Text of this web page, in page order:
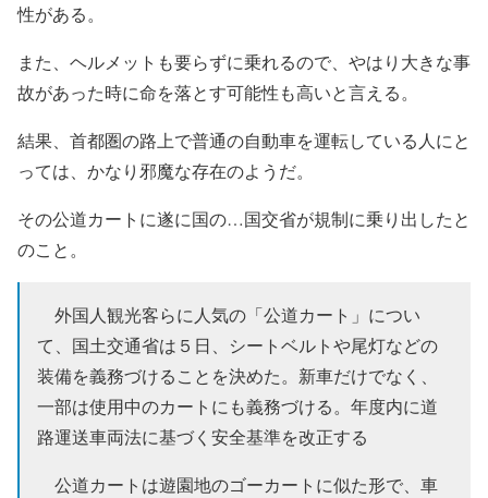
性がある。
また、ヘルメットも要らずに乗れるので、やはり大きな事
故があった時に命を落とす可能性も高いと言える。
結果、首都圏の路上で普通の自動車を運転している人にと
っては、かなり邪魔な存在のようだ。
その公道カートに遂に国の…国交省が規制に乗り出したと
のこと。
外国人観光客らに人気の「公道カート」につい
て、国土交通省は５日、シートベルトや尾灯などの
装備を義務づけることを決めた。新車だけでなく、
一部は使用中のカートにも義務づける。年度内に道
路運送車両法に基づく安全基準を改正する
公道カートは遊園地のゴーカートに似た形で、車